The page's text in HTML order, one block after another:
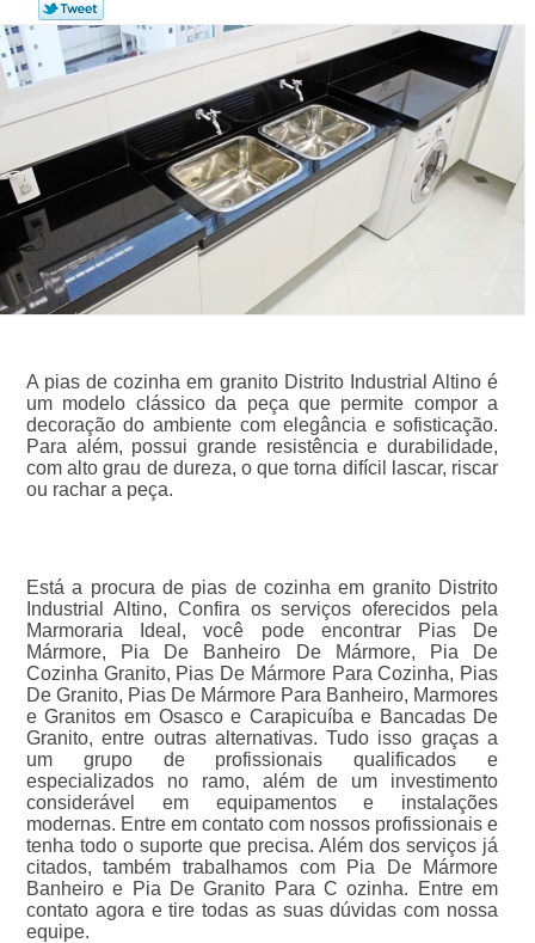
A pias de cozinha em granito Distrito Industrial Altino é
um modelo clássico da peça que permite compor a
decoração do ambiente com elegância e sofisticação.
Para além, possui grande resistência e durabilidade,
com alto grau de dureza, o que torna difícil lascar, riscar
ou rachar a peça.
Está a procura de pias de cozinha em granito Distrito
Industrial Altino, Confira os serviços oferecidos pela
Marmoraria Ideal, você pode encontrar Pias De
Mármore, Pia De Banheiro De Mármore, Pia De
Cozinha Granito, Pias De Mármore Para Cozinha, Pias
De Granito, Pias De Mármore Para Banheiro, Marmores
e Granitos em Osasco e Carapicuíba e Bancadas De
Granito, entre outras alternativas. Tudo isso graças a
um grupo de profissionais qualificados e
especializados no ramo, além de um investimento
considerável em equipamentos e instalações
modernas. Entre em contato com nossos profissionais e
tenha todo o suporte que precisa. Além dos serviços já
citados, também trabalhamos com Pia De Mármore
Banheiro e Pia De Granito Para C ozinha. Entre em
contato agora e tire todas as suas dúvidas com nossa
equipe.